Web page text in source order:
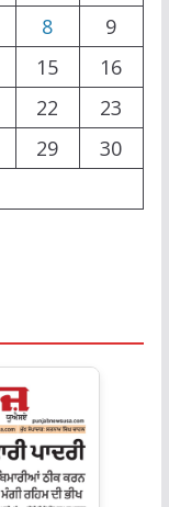
8
9
15
16
22
23
29
30